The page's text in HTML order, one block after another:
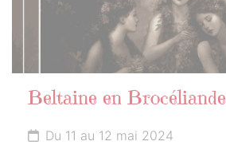
Beltaine en Brocéliande
Du 11 au 12 mai 2024